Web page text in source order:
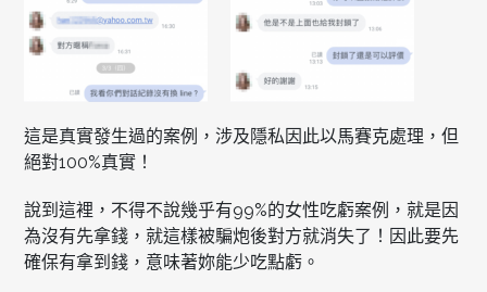
這是真實發生過的案例，涉及隱私因此以馬賽克處理，但
絕對100%真實！
說到這裡，不得不說幾乎有99%的女性吃虧案例，就是因
為沒有先拿錢，就這樣被騙炮後對方就消失了！因此要先
確保有拿到錢，意味著妳能少吃點虧。